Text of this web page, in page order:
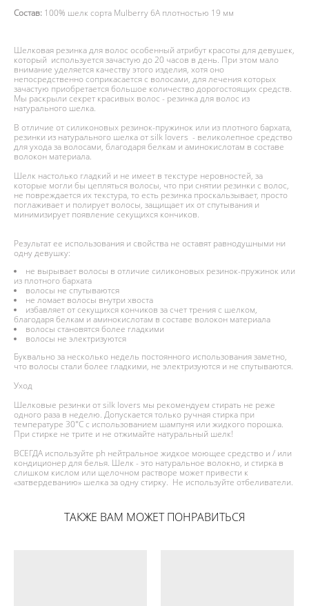
Состав: 100% шелк сорта Mulberry 6А плотностью 19 мм
Шелковая резинка для волос особенный атрибут красоты для девушек,
который используется зачастую до 20 часов в день. При этом мало
внимание уделяется качеству этого изделия, хотя оно
непосредственно соприкасается с волосами, для лечения которых
зачастую приобретается большое количество дорогостоящих средств.
Мы раскрыли секрет красивых волос - резинка для волос из
натурального шелка.
В отличие от силиконовых резинок-пружинок или из плотного бархата,
резинки из натурального шелка от silk lovers - великолепное средство
для ухода за волосами, благодаря белкам и аминокислотам в составе
волокон материала.
Шелк настолько гладкий и не имеет в текстуре неровностей, за
которые могли бы цепляться волосы, что при снятии резинки с волос,
не повреждается их текстура, то есть резинка проскальзывает, просто
поглаживает и полирует волосы, защищает их от спутывания и
минимизирует появление секущихся кончиков.
Результат ее использования и свойства не оставят равнодушными ни
одну девушку:
не вырывает волосы в отличие силиконовых резинок-пружинок или
из плотного бархата
волосы не спутываются
не ломает волосы внутри хвоста
избавляет от секущихся кончиков за счет трения с шелком,
благодаря белкам и аминокислотам в составе волокон материала
волосы становятся более гладкими
волосы не электризуются
Буквально за несколько недель постоянного использования заметно,
что волосы стали более гладкими, не электризуются и не спутываются.
Уход
Шелковые резинки от silk lovers мы рекомендуем стирать не реже
одного раза в неделю. Допускается только ручная стирка при
температуре 30°С с использованием шампуня или жидкого порошка.
При стирке не трите и не отжимайте натуральный шелк!
ВСЕГДА используйте ph нейтральное жидкое моющее средство и / или
кондиционер для белья. Шелк - это натуральное волокно, и стирка в
слишком кислом или щелочном растворе может привести к
«затвердеванию» шелка за одну стирку. Не используйте отбеливатели.
ТАКЖЕ ВАМ МОЖЕТ ПОНРАВИТЬСЯ